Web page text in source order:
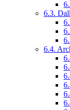
6.3.
6.4.